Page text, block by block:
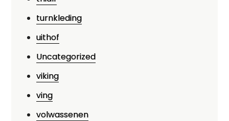
turnkleding
uithof
Uncategorized
viking
ving
volwassenen